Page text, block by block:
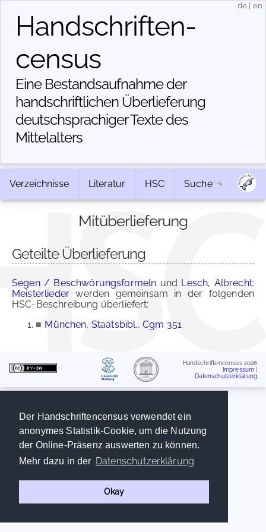
Der Handschriftencensus verwendet ein
anonymes Statistik-Cookie, um die Nutzung
der Online-Präsenz auswerten zu können.
Mehr dazu in der Datenschutzerklärung
Okay
Handschriften­
census
Eine Bestandsaufnahme der
handschriftlichen Über­lieferung
deutschsprachiger Texte des
Mittelalters
de en
Verzeichnisse Literatur HSC Suche
Mitüberlieferung
Geteilte Überlieferung
Segen / Beschwörungsformeln und Lesch, Albrecht:
Meisterlieder werden gemeinsam in der folgenden
HSC-Beschreibung überliefert:
■ München, Staatsbibl., Cgm 351
Handschriftencensus 2026
Impressum
Datenschutzerklärung